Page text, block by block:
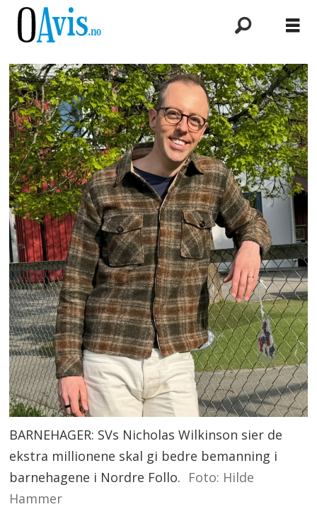
BARNEHAGER: SVs Nicholas Wilkinson sier de
ekstra millionene skal gi bedre bemanning i
barnehagene i Nordre Follo. Foto: Hilde
Hammer